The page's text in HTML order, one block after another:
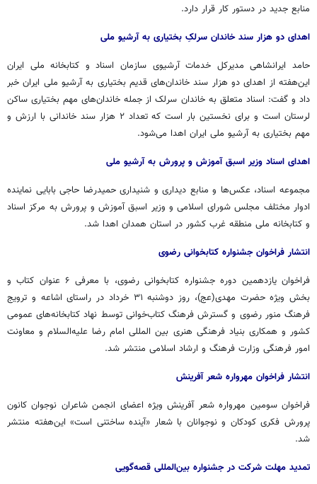
منابع جدید در دستور کار قرار دارد.
اهدای دو هزار سند خاندان سرلکِ بختیاری به آرشیو ملی
حامد ایرانشاهی مدیرکل خدمات آرشیوی سازمان اسناد و کتابخانه ملی ایران
این‌هفته از اهدای دو هزار سند خاندان‌های قدیم بختیاری به آرشیو ملی ایران خبر
داد و گفت: اسناد متعلق به خاندان سرلک از جمله خاندان‌های مهم بختیاری ساکن
لرستان است و برای نخستین بار است که تعداد ۲ هزار سند خاندانی با ارزش و
مهم بختیاری به آرشیو ملی ایران اهدا می‌شود.
اهدای اسناد وزیر اسبق آموزش و پرورش به آرشیو ملی
مجموعه اسناد، عکس‌ها و منابع دیداری و شنیداری حمیدرضا حاجی بابایی نماینده
ادوار مختلف مجلس شورای اسلامی و وزیر اسبق آموزش و پرورش به مرکز اسناد
و کتابخانه ملی منطقه غرب کشور در استان همدان اهدا شد.
انتشار فراخوان جشنواره کتابخوانی رضوی
فراخوان یازدهمین دوره جشنواره کتابخوانی رضوی، با معرفی ۶ عنوان کتاب و
بخش ویژه حضرت مهدی(عج)، روز دوشنبه ۳۱ خرداد در راستای اشاعه و ترویج
فرهنگ منور رضوی و گسترش فرهنگ کتاب‌خوانی توسط نهاد کتابخانه‌های عمومی
کشور و همکاری بنیاد فرهنگی هنری بین المللی امام رضا علیه‌السلام و معاونت
امور فرهنگی وزارت فرهنگ و ارشاد اسلامی منتشر شد.
انتشار فراخوان مهرواره شعر آفرینش
فراخوان سومین مهرواره شعر آفرینش ویژه‌ اعضای انجمن شاعران نوجوان کانون
پرورش فکری کودکان و نوجوانان با شعار «آینده ساختنی است» این‌هفته منتشر
شد.
تمدید مهلت شرکت در جشنواره بین‌المللی قصه‌گویی